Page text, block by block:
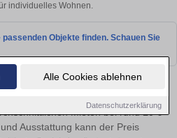
Alle Cookies ablehnen
Datenschutzerklärung
individuelles Wohnen.
Objekte finden. Schauen Sie
Mieten bei rund10 €
Ausstattung kann der Preis